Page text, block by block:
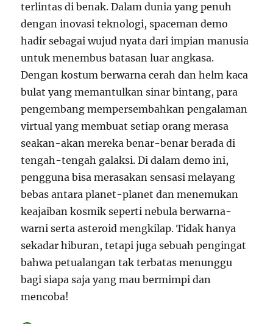
terlintas di benak. Dalam dunia yang penuh
dengan inovasi teknologi, spaceman demo
hadir sebagai wujud nyata dari impian manusia
untuk menembus batasan luar angkasa.
Dengan kostum berwarna cerah dan helm kaca
bulat yang memantulkan sinar bintang, para
pengembang mempersembahkan pengalaman
virtual yang membuat setiap orang merasa
seakan-akan mereka benar-benar berada di
tengah-tengah galaksi. Di dalam demo ini,
pengguna bisa merasakan sensasi melayang
bebas antara planet-planet dan menemukan
keajaiban kosmik seperti nebula berwarna-
warni serta asteroid mengkilap. Tidak hanya
sekadar hiburan, tetapi juga sebuah pengingat
bahwa petualangan tak terbatas menunggu
bagi siapa saja yang mau bermimpi dan
mencoba!